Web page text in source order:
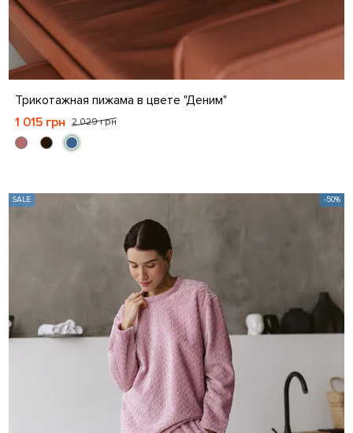
S M L XL
Трикотажная пижама в цвете "Деним"
2 029 грн
1 015 грн